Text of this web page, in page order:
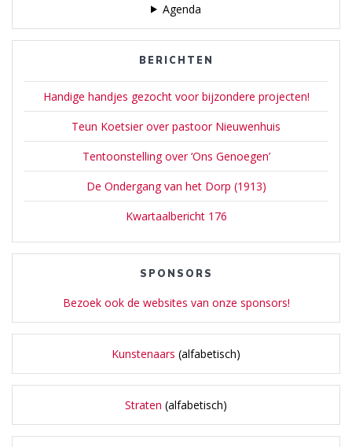
Agenda
BERICHTEN
Handige handjes gezocht voor bijzondere projecten!
Teun Koetsier over pastoor Nieuwenhuis
Tentoonstelling over ‘Ons Genoegen’
De Ondergang van het Dorp (1913)
Kwartaalbericht 176
SPONSORS
Bezoek ook de websites van onze sponsors!
Kunstenaars (alfabetisch)
Straten (alfabetisch)